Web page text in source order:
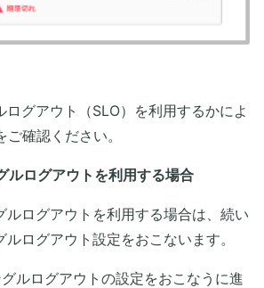
グアウト（SLO）を利用するかによ
確認ください。
ルログアウトを利用する場合
ルログアウトを利用する場合は、続い
ログアウト設定をおこないます。
ルログアウトの設定をおこなうに進